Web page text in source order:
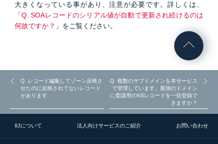
大きくなっている事があり、注意が必要です。詳しくは、
「Q. SOAレコードのシリアル値が自動で更新され続けるのは
何故ですか？ 」をご覧ください。
Q. レコード編集してゾーン反映さ
せたのに反映されてないレコード
があります
Q. 複数のサブドメインを本サービス
で管理しています。親側のドメイン
に委譲用のNSレコードを一括登録で
きますか？
IIJについて 法人向けサービスのご紹介 お問い合わせ